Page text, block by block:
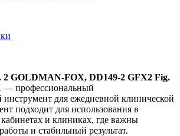
2 GOLDMAN-FOX, DD149-2 GFX2 Fig.
— профессиональный
инструмент для ежедневной клинической
подходит для использования в
и клиниках, где важны
и стабильный результат.